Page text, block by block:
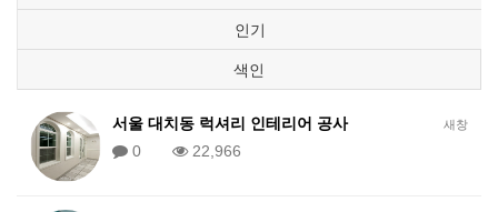
인기
색인
새창
서울 대치동 럭셔리 인테리어 공사
0
22,966